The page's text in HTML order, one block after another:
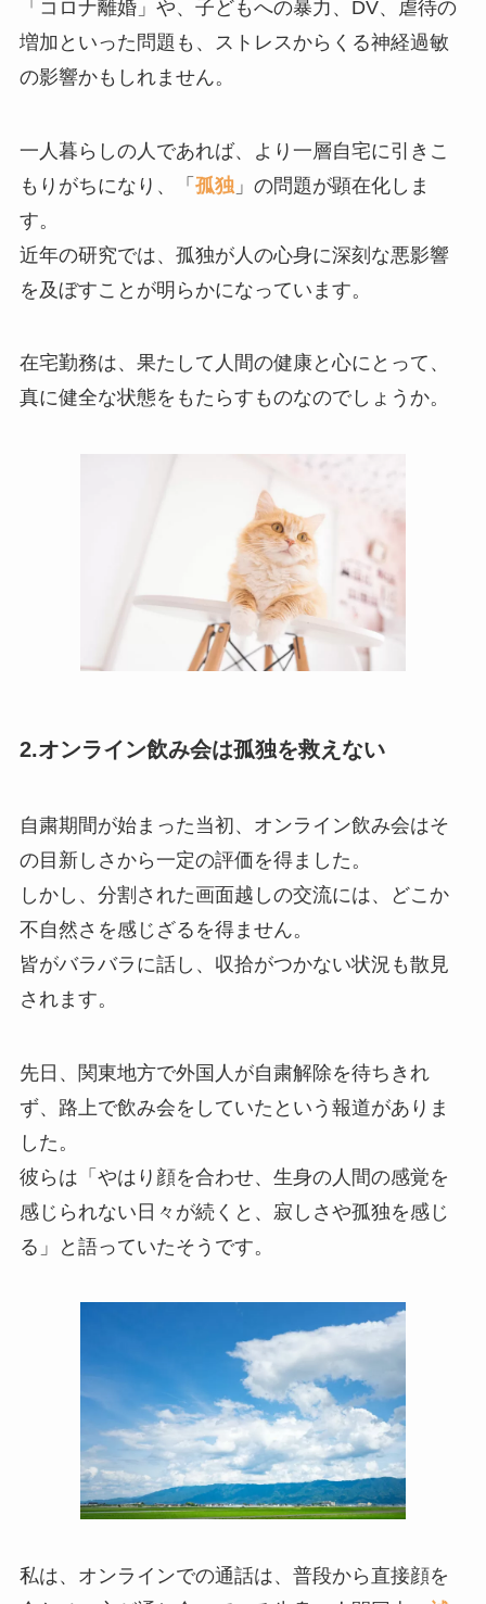
「コロナ離婚」や、子どもへの暴力、DV、虐待の
増加といった問題も、ストレスからくる神経過敏
の影響かもしれません。
一人暮らしの人であれば、より一層自宅に引きこ
もりがちになり、「 孤独」の問題が顕在化しま
す。
近年の研究では、孤独が人の心身に深刻な悪影響
を及ぼすことが明らかになっています。
在宅勤務は、果たして人間の健康と心にとって、
真に健全な状態をもたらすものなのでしょうか。
2.オンライン飲み会は孤独を救えない
自粛期間が始まった当初、オンライン飲み会はそ
の目新しさから一定の評価を得ました。
しかし、分割された画面越しの交流には、どこか
不自然さを感じざるを得ません。
皆がバラバラに話し、収拾がつかない状況も散見
されます。
先日、関東地方で外国人が自粛解除を待ちきれ
ず、路上で飲み会をしていたという報道がありま
した。
彼らは「やはり顔を合わせ、生身の人間の感覚を
感じられない日々が続くと、寂しさや孤独を感じ
る」と語っていたそうです。
私は、オンラインでの通話は、普段から直接顔を